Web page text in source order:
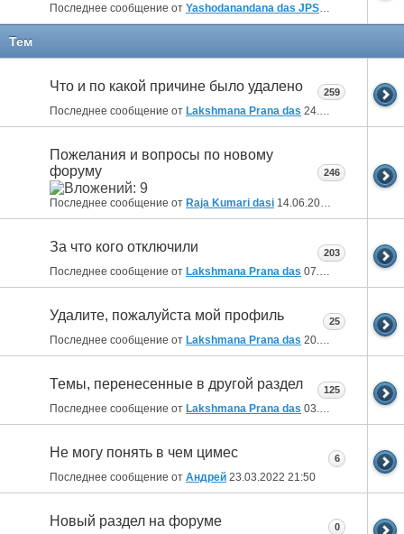
Последнее сообщение от Yashodanandana das JPS12.02.2011
Тем
Что и по какой причине было удалено
Последнее сообщение от Lakshmana Prana das 24.04.2026 22:55
259
Пожелания и вопросы по новому
форуму
Последнее сообщение от Raja Kumari dasi 14.06.2024
246
За что кого отключили
Последнее сообщение от Lakshmana Prana das 07.02.2024 23:11
203
Удалите, пожалуйста мой профиль
Последнее сообщение от Lakshmana Prana das 20.01.2024 10:32
25
Темы, перенесенные в другой раздел
Последнее сообщение от Lakshmana Prana das 03.08.2023 14:19
125
Не могу понять в чем цимес
Последнее сообщение от Aндрей 23.03.2022 21:50
6
Новый раздел на форуме 0